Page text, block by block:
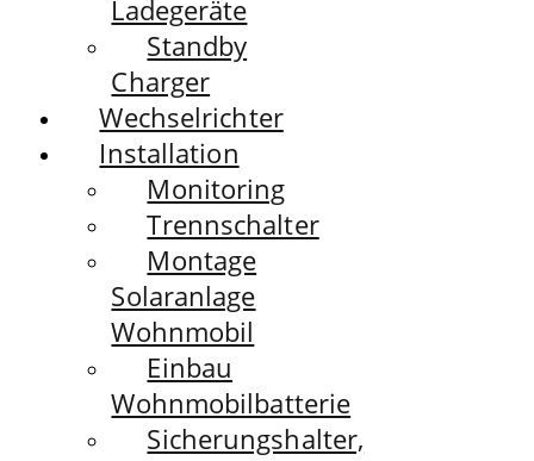
Ladegeräte
Standby
Charger
Wechselrichter
Installation
Monitoring
Trennschalter
Montage
Solaranlage
Wohnmobil
Einbau
Wohnmobilbatterie
Sicherungshalter,